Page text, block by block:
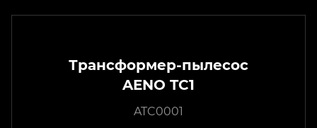
Трансформер-пылесос
AENO TC1
ATC0001